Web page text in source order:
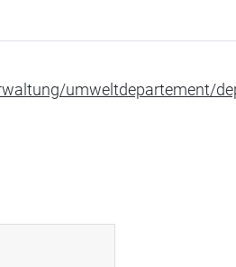
umweltdepartement/